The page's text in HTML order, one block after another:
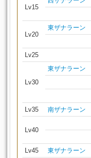
Lv15
Lv20
東ザナラーン
Lv25
Lv30
東ザナラーン
Lv35 南ザナラーン
Lv40
Lv45
東ザナラーン